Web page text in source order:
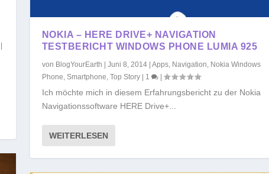
|
NOKIA – HERE DRIVE+ NAVIGATION
TESTBERICHT WINDOWS PHONE LUMIA 925
von BlogYourEarth | Juni 8, 2014| Apps, Navigation Nokia Windows
Phone Smartphone Top Story| 1 |
Ich möchte mich in diesem Erfahrungsbericht zu der Nokia
Navigationssoftware HERE Drive+...
WEITERLESEN